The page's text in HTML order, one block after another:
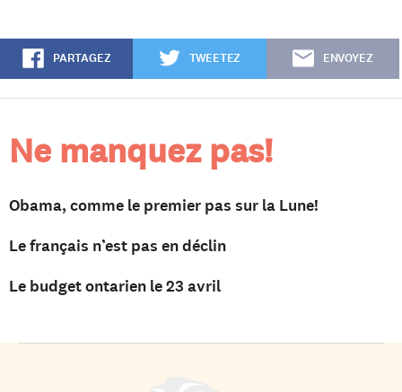
PARTAGEZ TWEETEZ ENVOYEZ
Ne manquez pas!
Obama, comme le premier pas sur la Lune!
Le français n’est pas en déclin
Le budget ontarien le 23 avril